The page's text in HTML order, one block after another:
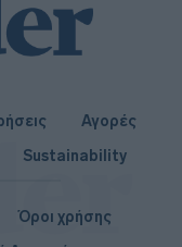
Αγορές
Sustainability
Όροι χρήσης